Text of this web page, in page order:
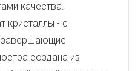
качества.
кристаллы - с
завершающие
создана из